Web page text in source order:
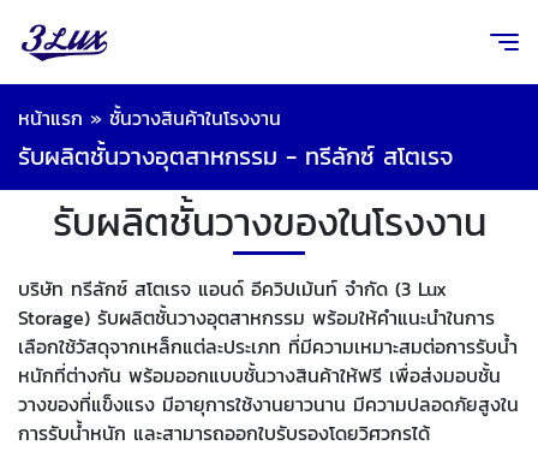
หน้าแรก » ชั้นวางสินค้าในโรงงาน
รับผลิตชั้นวางอุตสาหกรรม - ทรีลักซ์ สโตเรจ
รับผลิตชั้นวางของในโรงงาน
บริษัท ทรีลักซ์ สโตเรจ แอนด์ อีควิปเม้นท์ จำกัด (3 Lux
Storage) รับผลิตชั้นวางอุตสาหกรรม พร้อมให้คำแนะนำในการ
เลือกใช้วัสดุจากเหล็กแต่ละประเภท ที่มีความเหมาะสมต่อการรับน้ำ
หนักที่ต่างกัน พร้อมออกแบบชั้นวางสินค้าให้ฟรี เพื่อส่งมอบชั้น
วางของที่แข็งแรง มีอายุการใช้งานยาวนาน มีความปลอดภัยสูงใน
การรับน้ำหนัก และสามารถออกใบรับรองโดยวิศวกรได้